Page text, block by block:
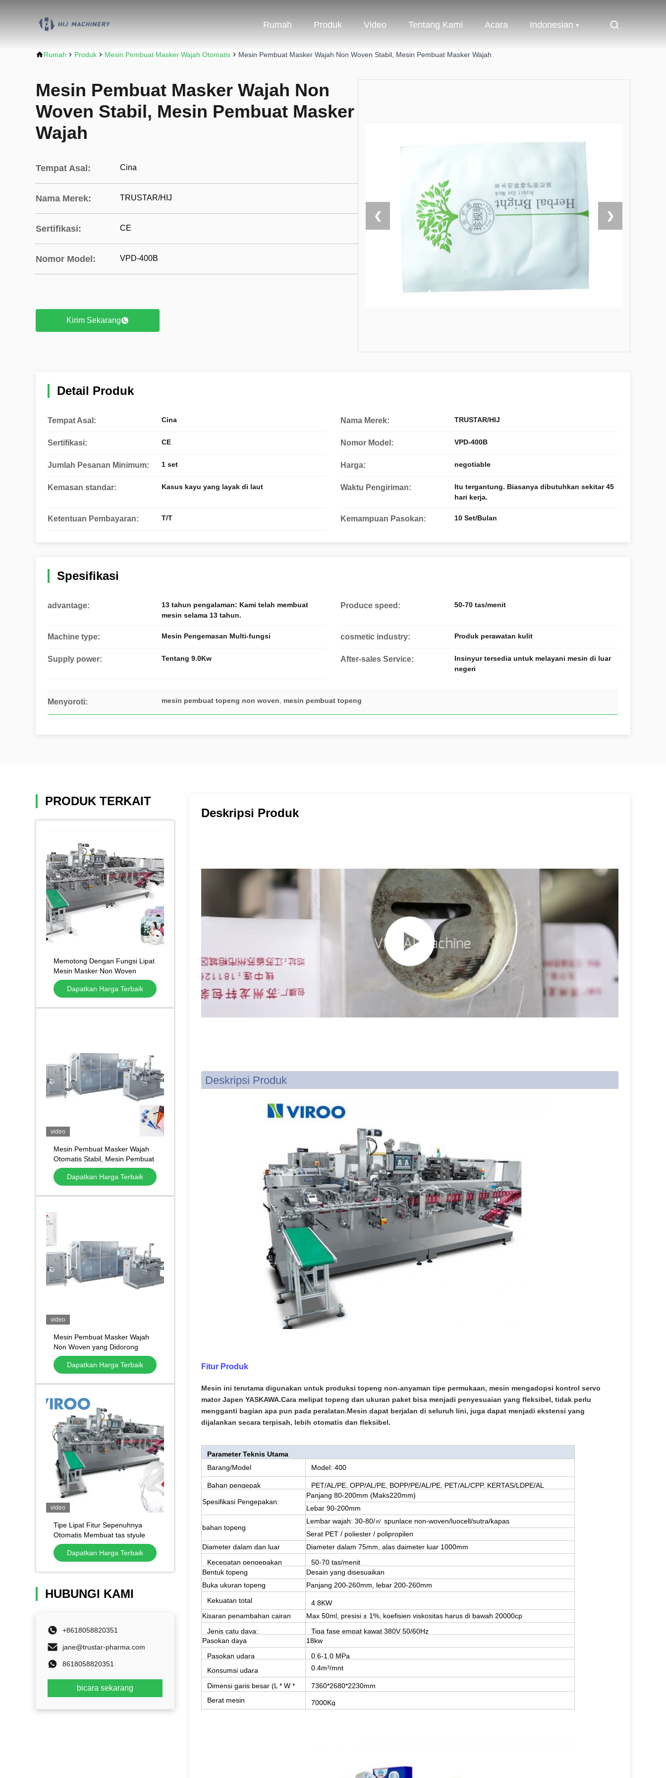
Rumah Produk Video Tentang Kami Acara Indonesian
Rumah Produk Mesin Pembuat Masker Wajah Otomatis Mesin Pembuat Masker Wajah Non Woven Stabil, Mesin Pembuat Masker Wajah
❮ ❯
Mesin Pembuat Masker Wajah Non
Woven Stabil, Mesin Pembuat Masker
Wajah
Tempat Asal: Cina
Nama Merek: TRUSTAR/HIJ
Sertifikasi: CE
Nomor Model: VPD-400B
Kirim Sekarang
Detail Produk
Tempat Asal: Cina Nama Merek: TRUSTAR/HIJ
Sertifikasi: CE Nomor Model: VPD-400B
Jumlah Pesanan Minimum: 1 set Harga: negotiable
Kemasan standar: Kasus kayu yang layak di laut Waktu Pengiriman:
Itu tergantung. Biasanya dibutuhkan sekitar 45
hari kerja.
Ketentuan Pembayaran: T/T Kemampuan Pasokan: 10 Set/Bulan
Spesifikasi
advantage:
13 tahun pengalaman: Kami telah membuat
mesin selama 13 tahun.
Produce speed: 50-70 tas/menit
Machine type: Mesin Pengemasan Multi-fungsi cosmetic industry: Produk perawatan kulit
Supply power: Tentang 9.0Kw After-sales Service:
Insinyur tersedia untuk melayani mesin di luar
negeri
Menyoroti: mesin pembuat topeng non woven mesin pembuat topeng
Deskripsi Produk
Deskripsi Produk
Fitur Produk
Mesin ini terutama digunakan untuk produksi topeng non-anyaman tipe permukaan, mesin mengadopsi kontrol servo
mator Japen YASKAWA.Cara melipat topeng dan ukuran paket bisa menjadi penyesuaian yang fleksibel, tidak perlu
mengganti bagian apa pun pada peralatan.Mesin dapat berjalan di seluruh lini, juga dapat menjadi ekstensi yang
dijalankan secara terpisah, lebih otomatis dan fleksibel.
Parameter Teknis Utama
Barang/Model
Model: 400
Bahan pengepak PET/AL/PE, OPP/AL/PE, BOPP/PE/AL/PE, PET/AL/CPP, KERTAS/LDPE/AL
Spesifikasi Pengepakan:
Panjang 80-200mm (Maks220mm)
Lebar 90-200mm
bahan topeng
Lembar wajah: 30-80/㎡ spunlace non-woven/luocell/sutra/kapas
Serat PET / poliester / polipropilen
Diameter dalam dan luar
Diameter dalam 75mm, alas daimeter luar 1000mm
Kecepatan pengepakan
50-70 tas/menit
Bentuk topeng
Desain yang disesuaikan
Buka ukuran topeng
Panjang 200-260mm, lebar 200-260mm
Kekuatan total
4.8KW
Kisaran penambahan cairan
Max 50ml, presisi ± 1%, koefisien viskositas harus di bawah 20000cp
Jenis catu daya:
Tiga fase empat kawat 380V 50/60Hz
Pasokan daya
18kw
Pasokan udara
0,6-1,0 MPa
Konsumsi udara
0.4m³/mnt
Dimensi garis besar (L * W *
H)
7360*2680*2230mm
Berat mesin
7000Kg
PRODUK TERKAIT
Memotong Dengan Fungsi Lipat
Mesin Masker Non Woven
Otomatis Tas Membentuk Mesin
Masker Wajah
Dapatkan Harga Terbaik
video
Mesin Pembuat Masker Wajah
Otomatis Stabil, Mesin Pembuat
Masker Non Woven
Dapatkan Harga Terbaik
video
Mesin Pembuat Masker Wajah
Non Woven yang Didorong
Listrik, Mesin Pengemasan
Masker Empat Sisi
Dapatkan Harga Terbaik
video
Tipe Lipat Fitur Sepenuhnya
Otomatis Membuat tas styule
Mesin Pengemas Masker Wajah
KosmetikDapatkan Harga Terbaik
HUBUNGI KAMI
+8618058820351
jane@trustar-pharma.com
8618058820351
bicara sekarang